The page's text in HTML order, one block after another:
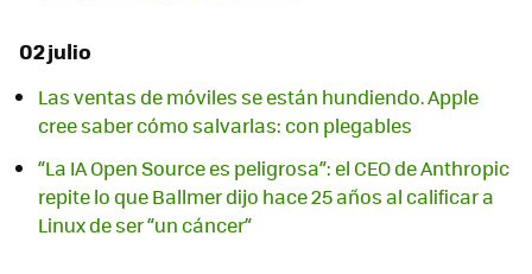
02 julio
Las ventas de móviles se están hundiendo. Apple
cree saber cómo salvarlas: con plegables
“La IA Open Source es peligrosa”: el CEO de Anthropic
repite lo que Ballmer dijo hace 25 años al calificar a
Linux de ser “un cáncer”